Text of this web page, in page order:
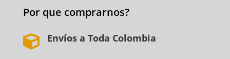
Por que comprarnos?
 Envíos a Toda Colombia